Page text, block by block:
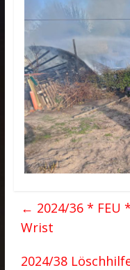
← 2024/36 *
Wrist
2024/38